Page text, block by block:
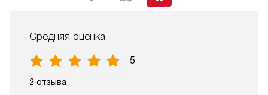
Средняя оценка
5
2 отзыва